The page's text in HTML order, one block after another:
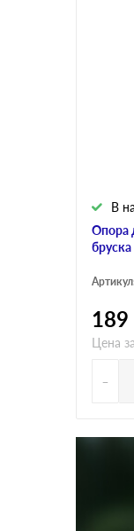
Опора
В
189
Цена
-